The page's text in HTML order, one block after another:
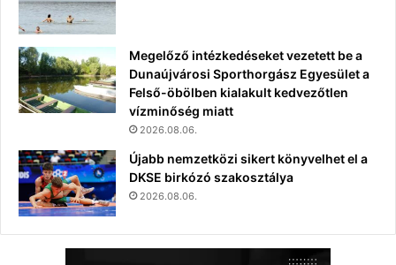
Megelőző intézkedéseket vezetett be a
Dunaújvárosi Sporthorgász Egyesület a
Felső-öbölben kialakult kedvezőtlen
vízminőség miatt
2026.08.06.
Újabb nemzetközi sikert könyvelhet el a
DKSE birkózó szakosztálya
2026.08.06.